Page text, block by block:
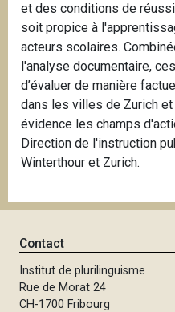
et des conditions de
soit propice à
acteurs scolaires.
l'analyse documentaire,
d’évaluer de manière
dans les villes de Zurich
évidence les champs
Direction de l'instruction
Winterthour et Zurich.
Contact
Institut de plurilinguisme
Rue de Morat 24
CH-1700 Fribourg